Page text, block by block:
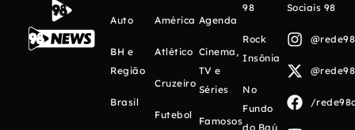
Auto
BH e
Região
Brasil
América
Atlético
Cruzeiro
Futebol
Agenda
Cinema,
TV e
Séries
Famosos
98
Rock
Insônia
No
Fundo
do Baú
Sociais 98
/